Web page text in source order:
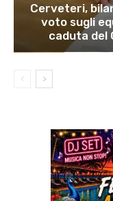
Cerveteri,
voto sugli
caduta del